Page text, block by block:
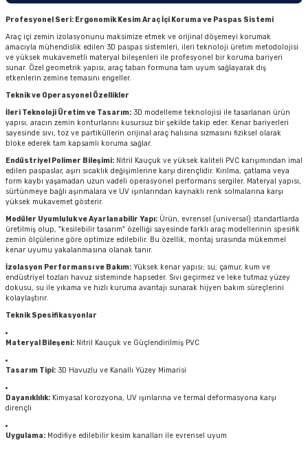
Profesyonel Seri: Ergonomik Kesim Araç İçi Koruma ve Paspas Sistemi
Araç içi zemin izolasyonunu maksimize etmek ve orijinal döşemeyi korumak
amacıyla mühendislik edilen 3D paspas sistemleri, ileri teknoloji üretim metodolojisi
ve yüksek mukavemetli materyal bileşenleri ile profesyonel bir koruma bariyeri
sunar. Özel geometrik yapısı, araç taban formuna tam uyum sağlayarak dış
etkenlerin zemine temasını engeller.
Teknik ve Operasyonel Özellikler
İleri Teknoloji Üretim ve Tasarım: 3D modelleme teknolojisi ile tasarlanan ürün
yapısı, aracın zemin konturlarını kusursuz bir şekilde takip eder. Kenar bariyerleri
sayesinde sıvı, toz ve partiküllerin orijinal araç halısına sızmasını fiziksel olarak
bloke ederek tam kapsamlı koruma sağlar.
Endüstriyel Polimer Bileşimi: Nitril Kauçuk ve yüksek kaliteli PVC karışımından imal
edilen paspaslar, aşırı sıcaklık değişimlerine karşı dirençlidir. Kırılma, çatlama veya
form kaybı yaşamadan uzun vadeli operasyonel performans sergiler. Materyal yapısı,
sürtünmeye bağlı aşınmalara ve UV ışınlarından kaynaklı renk solmalarına karşı
yüksek mukavemet gösterir.
Modüler Uyumluluk ve Ayarlanabilir Yapı: Ürün, evrensel (universal) standartlarda
üretilmiş olup, "kesilebilir tasarım" özelliği sayesinde farklı araç modellerinin spesifik
zemin ölçülerine göre optimize edilebilir. Bu özellik, montaj sırasında mükemmel
kenar uyumu yakalanmasına olanak tanır.
İzolasyon Performansı ve Bakım: Yüksek kenar yapısı; su, çamur, kum ve
endüstriyel tozları havuz sisteminde hapseder. Sıvı geçirmez ve leke tutmaz yüzey
dokusu, su ile yıkama ve hızlı kuruma avantajı sunarak hijyen bakım süreçlerini
kolaylaştırır.
Teknik Spesifikasyonlar
Materyal Bileşeni: Nitril Kauçuk ve Güçlendirilmiş PVC
Tasarım Tipi: 3D Havuzlu ve Kanallı Yüzey Mimarisi
Dayanıklılık: Kimyasal korozyona, UV ışınlarına ve termal deformasyona karşı
dirençli
Uygulama: Modifiye edilebilir kesim kanalları ile evrensel uyum